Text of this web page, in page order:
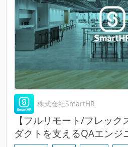
株式会社SmartHR
【フルリモート/フレッ
ダクトを支えるQAエンジ